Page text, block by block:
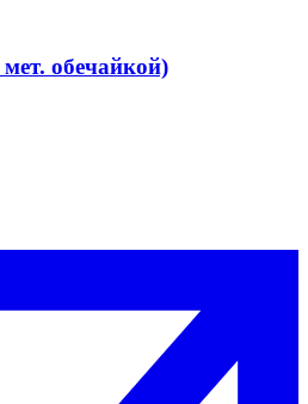
обечайкой)